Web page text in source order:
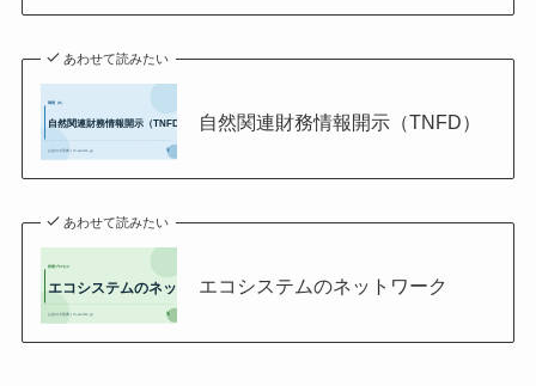
あわせて読みたい
自然関連財務情報開示（TNFD）
あわせて読みたい
エコシステムのネットワーク